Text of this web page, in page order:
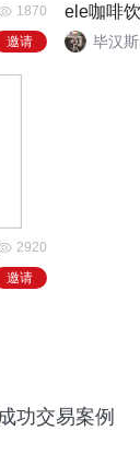
1870
邀请 毕汉斯
2920
邀请
成功交易案例